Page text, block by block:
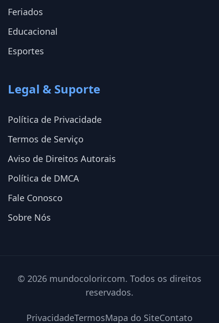
Feriados
Educacional
Esportes
Legal & Suporte
Política de Privacidade
Termos de Serviço
Aviso de Direitos Autorais
Política de DMCA
Fale Conosco
Sobre Nós
© 2026 mundocolorir.com. Todos os direitos
reservados.
PrivacidadeTermosMapa do SiteContato